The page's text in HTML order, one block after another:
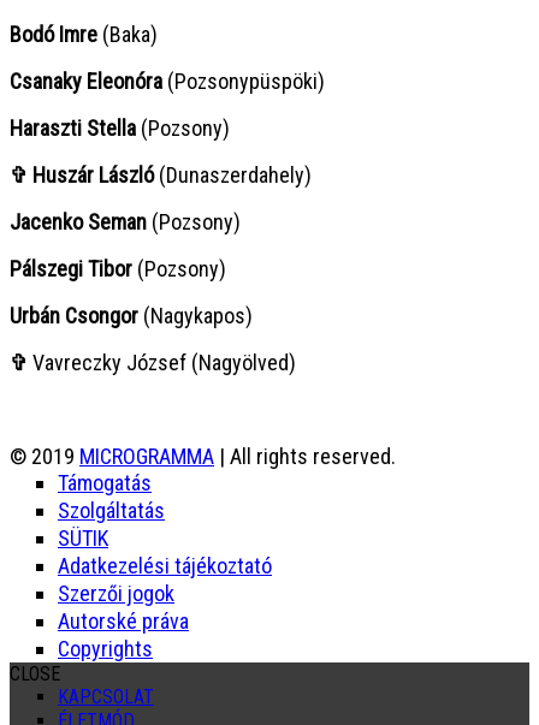
Bodó Imre (Baka)
Csanaky Eleonóra (Pozsonypüspöki)
Haraszti Stella (Pozsony)
✞ Huszár László(Dunaszerdahely)
Jacenko Seman (Pozsony)
Pálszegi Tibor (Pozsony)
Urbán Csongor (Nagykapos)
✞ Vavreczky József (Nagyölved)
© 2019 MICROGRAMMA | All rights reserved.
Támogatás
Szolgáltatás
SÜTIK
Adatkezelési tájékoztató
Szerzői jogok
Autorské práva
Copyrights
CLOSE
KAPCSOLAT
ÉLETMÓD